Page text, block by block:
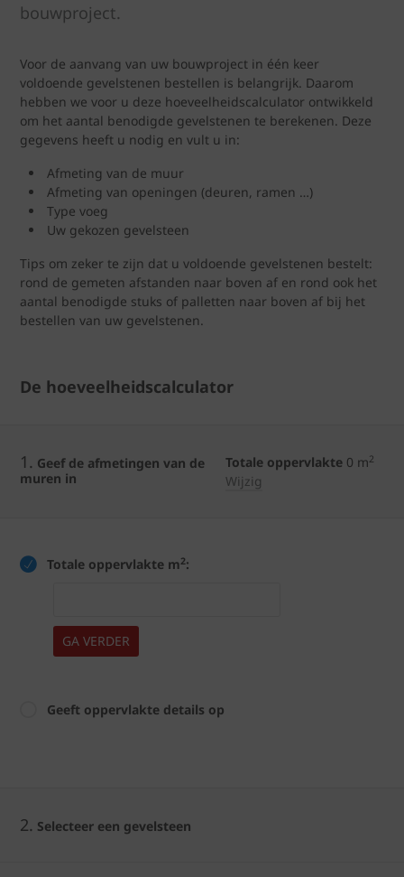
bouwproject.
Voor de aanvang van uw bouwproject in één keer
voldoende gevelstenen bestellen is belangrijk. Daarom
hebben we voor u deze hoeveelheidscalculator ontwikkeld
om het aantal benodigde gevelstenen te berekenen. Deze
gegevens heeft u nodig en vult u in:
Afmeting van de muur
Afmeting van openingen (deuren, ramen …)
Type voeg
Uw gekozen gevelsteen
Tips om zeker te zijn dat u voldoende gevelstenen bestelt:
rond de gemeten afstanden naar boven af en rond ook het
aantal benodigde stuks of palletten naar boven af bij het
bestellen van uw gevelstenen.
De hoeveelheidscalculator
1. Geef de afmetingen van de
muren in
Totale oppervlakte 0 m2
Wijzig
Totale oppervlakte m2:
GA VERDER
Geeft oppervlakte details op
2. Selecteer een gevelsteen